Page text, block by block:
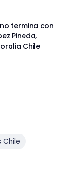
termina con
Pineda,
Chile
Chile